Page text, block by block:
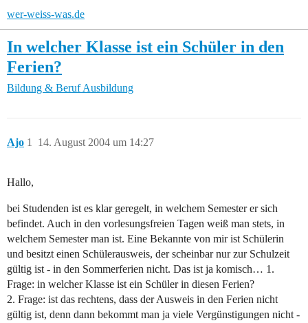
wer-weiss-was.de
In welcher Klasse ist ein Schüler in den
Ferien?
Bildung & Beruf Ausbildung
Ajo 14. August 2004 um 14:27
1
Hallo,
bei Studenden ist es klar geregelt, in welchem Semester er sich
befindet. Auch in den vorlesungsfreien Tagen weiß man stets, in
welchem Semester man ist. Eine Bekannte von mir ist Schülerin
und besitzt einen Schülerausweis, der scheinbar nur zur Schulzeit
gültig ist - in den Sommerferien nicht. Das ist ja komisch… 1.
Frage: in welcher Klasse ist ein Schüler in diesen Ferien?
2. Frage: ist das rechtens, dass der Ausweis in den Ferien nicht
gültig ist, denn dann bekommt man ja viele Vergünstigungen nicht -